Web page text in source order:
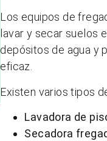
Los equipos de
lavar y secar suelos
depósitos de agua y
eficaz.
Existen varios tipos
Lavadora de
Secadora